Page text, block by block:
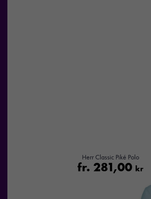
Herr Classic Piké Polo
fr. 281,00 kr